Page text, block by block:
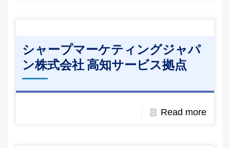
シャープマーケティングジャパ
ン株式会社 高知サービス拠点
Read more